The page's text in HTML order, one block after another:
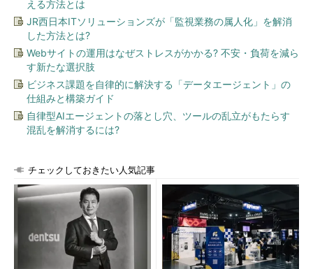
える方法とは
JR西日本ITソリューションズが「監視業務の属人化」を解消
した方法とは?
Webサイトの運用はなぜストレスがかかる? 不安・負荷を減ら
す新たな選択肢
ビジネス課題を自律的に解決する「データエージェント」の
仕組みと構築ガイド
自律型AIエージェントの落とし穴、ツールの乱立がもたらす
混乱を解消するには?
チェックしておきたい人気記事